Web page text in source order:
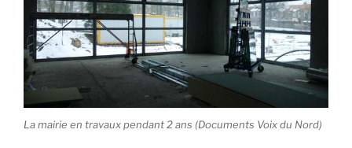
La mairie en travaux pendant 2 ans (Documents Voix du Nord)